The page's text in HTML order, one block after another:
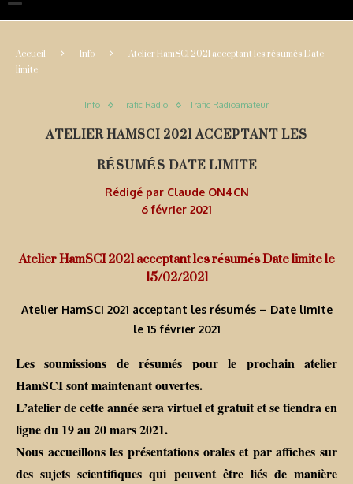
Accueil Info Atelier HamSCI 2021 acceptant les résumés Date
limite
Info Trafic Radio Trafic Radioamateur
ATELIER HAMSCI 2021 ACCEPTANT LES
RÉSUMÉS DATE LIMITE
Rédigé par Claude ON4CN
6 février 2021
Atelier HamSCI 2021 acceptant les résumés Date limite le
15/02/2021
Atelier HamSCI 2021 acceptant les résumés – Date limite
le 15 février 2021
Les soumissions de résumés pour le prochain atelier
HamSCI sont maintenant ouvertes.
L’atelier de cette année sera virtuel et gratuit et se tiendra en
ligne du 19 au 20 mars 2021.
Nous accueillons les présentations orales et par affiches sur
des sujets scientifiques qui peuvent être liés de manière